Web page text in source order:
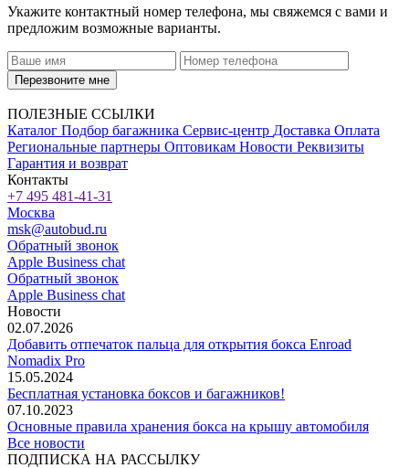
Укажите контактный номер телефона, мы свяжемся с вами и
предложим возможные варианты.
Перезвоните мне
ПОЛЕЗНЫЕ ССЫЛКИ
Каталог Подбор багажника Сервис-центр Доставка Оплата
Региональные партнеры Оптовикам Новости Реквизиты
Гарантия и возврат
Контакты
+7 495 481-41-31
Москва
msk@autobud.ru
Обратный звонок
Apple Business chat
Обратный звонок
Apple Business chat
Новости
02.07.2026
Добавить отпечаток пальца для открытия бокса Enroad
Nomadix Pro
15.05.2024
Бесплатная установка боксов и багажников!
07.10.2023
Основные правила хранения бокса на крышу автомобиля
Все новости
ПОДПИСКА НА РАССЫЛКУ